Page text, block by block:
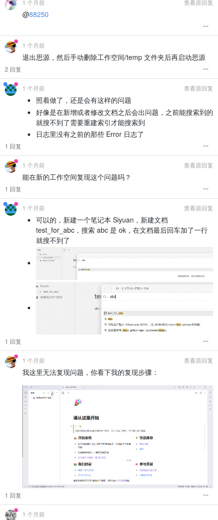
1 个月前 查看原回复
@88250
1 个月前
退出思源，然后手动删除工作空间/temp 文件夹后再启动思源
2 回复
1 个月前 查看原回复
照着做了，还是会有这样的问题
好像是在新增或者修改文档之后会出问题，之前能搜索到的
就搜不到了需要重建索引才能搜索到
日志里没有之前的那些 Error 日志了
1 回复
1 个月前 查看原回复
能在新的工作空间复现这个问题吗？
1 回复
1 个月前 查看原回复
可以的，新建一个笔记本 Siyuan，新建文档
test_for_abc，搜索 abc 是 ok，在文档最后回车加了一行
就搜不到了
1 回复
1 个月前 查看原回复
我这里无法复现问题，你看下我的复现步骤：
1 回复
1 个月前